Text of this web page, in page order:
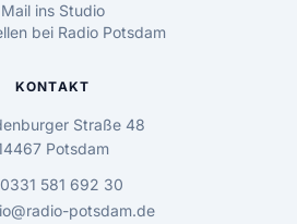
Mail ins Studio
bei Radio Potsdam
KONTAKT
Straße 48
Potsdam
0331 581 692 30
potsdam.de